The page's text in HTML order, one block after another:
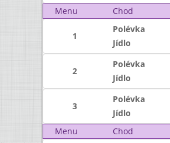
Menu
Chod
1
Polévka
Jídlo
2
Polévka
Jídlo
3
Polévka
Jídlo
Menu
Chod